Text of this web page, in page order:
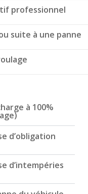
professionnel
suite à une panne
à 100%
d’obligation
d’intempéries